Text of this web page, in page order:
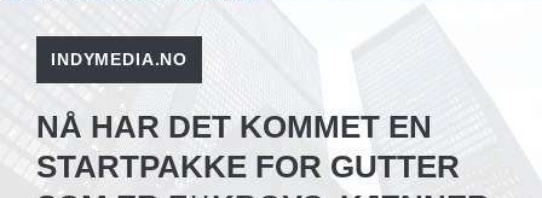
INDYMEDIA.NO
NÅ HAR DET KOMMET EN
STARTPAKKE FOR GUTTER